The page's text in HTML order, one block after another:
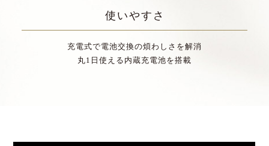
使いやすさ
充電式で電池交換の煩わしさを解消
丸1日使える内蔵充電池を搭載